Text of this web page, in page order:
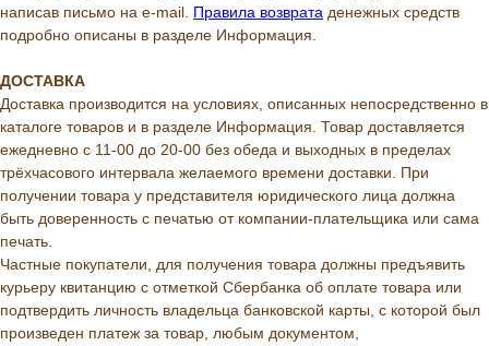
написав письмо на e-mail. Правила возврата денежных средств
подробно описаны в разделе Информация.
ДОСТАВКА
Доставка производится на условиях, описанных непосредственно в
каталоге товаров и в разделе Информация. Товар доставляется
ежедневно с 11-00 до 20-00 без обеда и выходных в пределах
трёхчасового интервала желаемого времени доставки. При
получении товара у представителя юридического лица должна
быть доверенность с печатью от компании-плательщика или сама
печать.
Частные покупатели, для получения товара должны предъявить
курьеру квитанцию с отметкой Сбербанка об оплате товара или
подтвердить личность владельца банковской карты, с которой был
произведен платеж за товар, любым документом,